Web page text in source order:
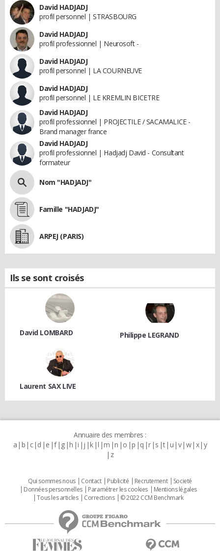
David HADJADJ
profil personnel | STRASBOURG
David HADJADJ
profil professionnel | Neurosoft -
David HADJADJ
profil personnel | LA COURNEUVE
David HADJADJ
profil personnel | LE KREMLIN BICETRE
David HADJADJ
profil professionnel | PROJECTILE / SACAMALICE -
Brand manager france
David HADJADJ
profil professionnel | Hadjadj David - Consultant
formateur
Nom "HADJADJ"
Famille "HADJADJ"
ARPEJ (PARIS)
Ils se sont croisés
David LOMBARD Philippe LEGRAND
Laurent SAX LIVE
Annuaire des membres :
a b c d e f g h i j k l m n o p q r s t u v w x y
z
Qui sommes nous Contact Publicité Recrutement
Societé
Données personnelles
Paramétrer les cookies
Mentions légales
Tous les articles
Corrections © 2022 CCM Benchmark